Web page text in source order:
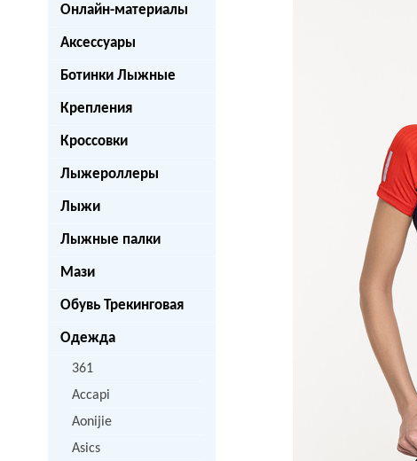
Онлайн-материалы
Аксессуары
Ботинки Лыжные
Крепления
Кроссовки
Лыжероллеры
Лыжи
Лыжные палки
Мази
Обувь Трекинговая
Одежда
361
Accapi
Aonijie
Asics